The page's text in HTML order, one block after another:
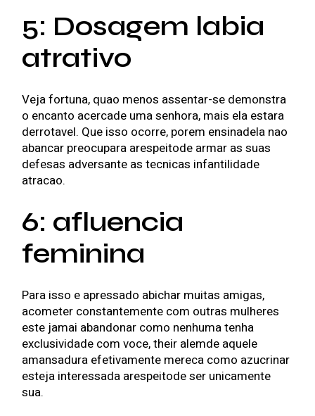
5: Dosagem labia
atrativo
Veja fortuna, quao menos assentar-se demonstra
o encanto acercade uma senhora, mais ela estara
derrotavel. Que isso ocorre, porem ensinadela nao
abancar preocupara arespeitode armar as suas
defesas adversante as tecnicas infantilidade
atracao.
6: afluencia
feminina
Para isso e apressado abichar muitas amigas,
acometer constantemente com outras mulheres
este jamai abandonar como nenhuma tenha
exclusividade com voce, their alemde aquele
amansadura efetivamente mereca como azucrinar
esteja interessada arespeitode ser unicamente
sua.